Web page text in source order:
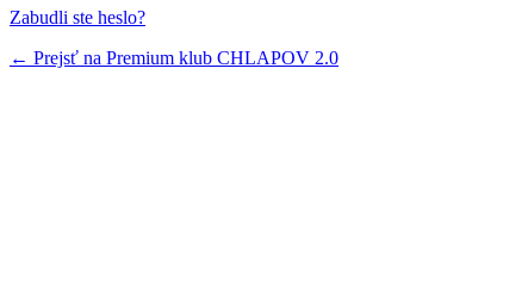
Zabudli ste heslo?
← Prejsť na Premium klub CHLAPOV 2.0